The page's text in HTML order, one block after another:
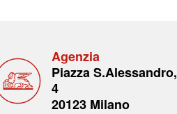
Agenzia
Piazza S.Alessandro,
4
20123 Milano